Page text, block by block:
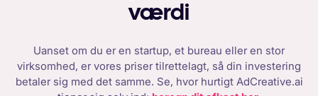
værdi
Uanset om du er en startup, et bureau eller en stor
virksomhed, er vores priser tilrettelagt, så din investering
betaler sig med det samme. Se, hvor hurtigt AdCreative.ai